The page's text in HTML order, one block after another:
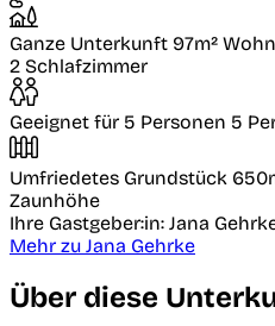
Ganze Unterkunft 97m²
2 Schlafzimmer
Geeignet für 5 Personen 5
Umfriedetes Grundstück
Zaunhöhe
Ihre Gastgeber:in: Jana
Mehr zu Jana Gehrke
Über diese